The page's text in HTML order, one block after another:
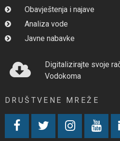
Obavještenja i najave
Analiza vode
Javne nabavke
Digitalizirajte svoje
Vodokoma
DRUŠTVENE MREŽE